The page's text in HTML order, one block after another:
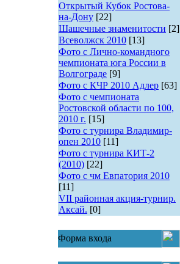
Открытый Кубок Ростова-
на-Дону [22]
Шашечные знаменитости [2]
Всеволжск 2010 [13]
Фото с Лично-командного
чемпионата юга России в
Волгограде [9]
Фото с КЧР 2010 Адлер [63]
Фото с чемпионата
Ростовской области по 100,
2010 г. [15]
Фото с турнира Владимир-
опен 2010 [11]
Фото с турнира КИТ-2
(2010) [22]
Фото с чм Евпатория 2010
[11]
VII районная акция-турнир.
Аксай. [0]
Форма входа